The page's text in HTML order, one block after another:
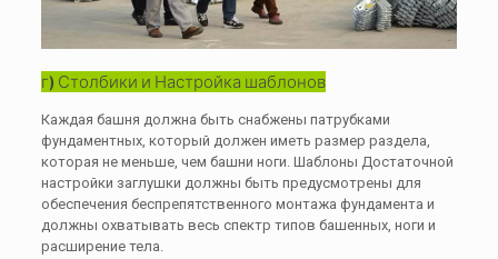
г) Столбики и Настройка шаблонов
Каждая башня должна быть снабжены патрубками
фундаментных, который должен иметь размер раздела,
которая не меньше, чем башни ноги. Шаблоны Достаточной
настройки заглушки должны быть предусмотрены для
обеспечения беспрепятственного монтажа фундамента и
должны охватывать весь спектр типов башенных, ноги и
расширение тела.